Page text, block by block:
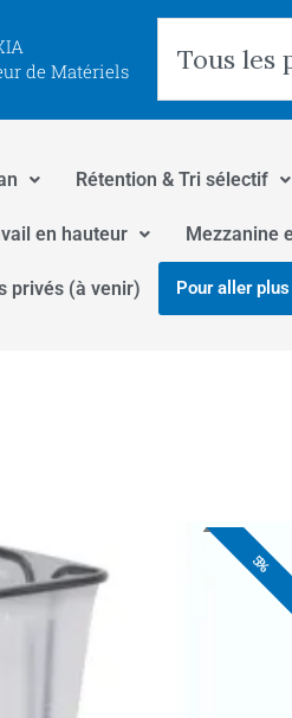
de Matériels
Rétention & Tri sélectif
en hauteur Mezzanine
privés (à venir) Pour aller
5%
5%
5%
5%
5%